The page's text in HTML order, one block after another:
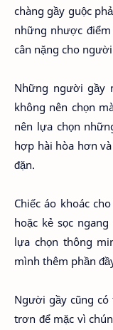
chàng gầy guộc
những nhược điểm
cân nặng cho
Những người gầy
không nên chọn
nên lựa chọn
hợp hài hòa hơn
đặn.
Chiếc áo khoác
hoặc kẻ sọc
lựa chọn thông
mình thêm phần
Người gầy cũng có
trơn để mặc vì